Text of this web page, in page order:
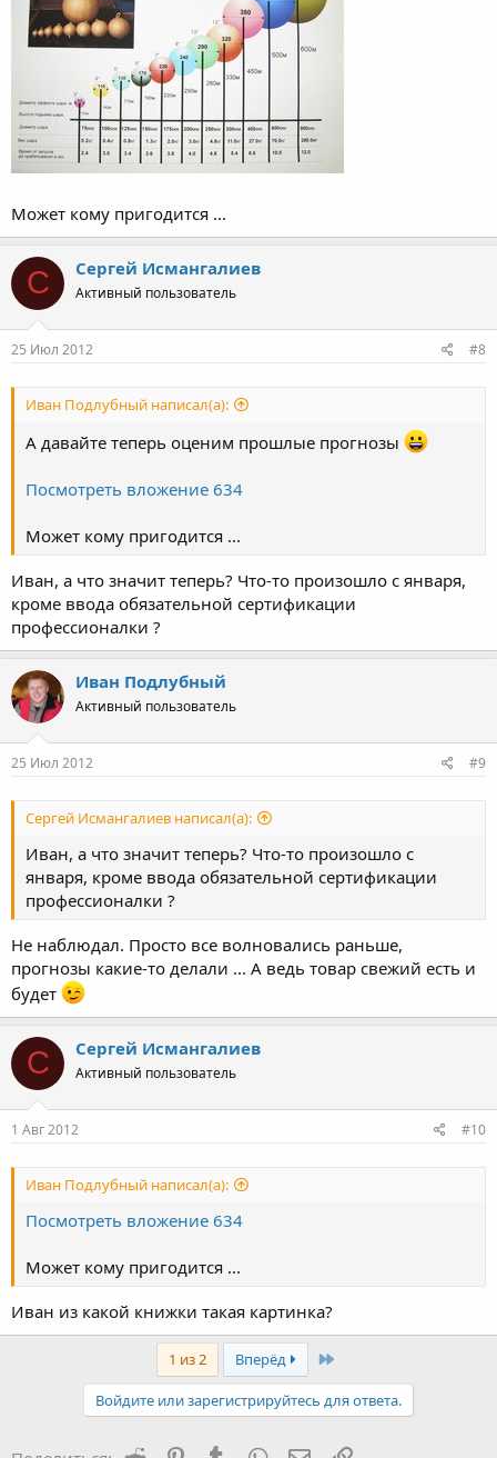
Может кому пригодится ...
С Сергей Исмангалиев
Активный пользователь
25 Июл 2012 #8
Иван Подлубный написал(а):
А давайте теперь оценим прошлые прогнозы
Посмотреть вложение 634
Может кому пригодится ...
Иван, а что значит теперь? Что-то произошло с января,
кроме ввода обязательной сертификации
профессионалки ?
Иван Подлубный
Активный пользователь
25 Июл 2012 #9
Сергей Исмангалиев написал(а):
Иван, а что значит теперь? Что-то произошло с
января, кроме ввода обязательной сертификации
профессионалки ?
Не наблюдал. Просто все волновались раньше,
прогнозы какие-то делали ... А ведь товар свежий есть и
будет
С Сергей Исмангалиев
Активный пользователь
1 Авг 2012 #10
Иван Подлубный написал(а):
Посмотреть вложение 634
Может кому пригодится ...
Иван из какой книжки такая картинка?
1 из 2 Вперёд Last
Войдите или зарегистрируйтесь для ответа.